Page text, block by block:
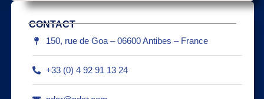
CONTACT
150, rue de Goa – 06600 Antibes – France
+33 (0) 4 92 91 13 24